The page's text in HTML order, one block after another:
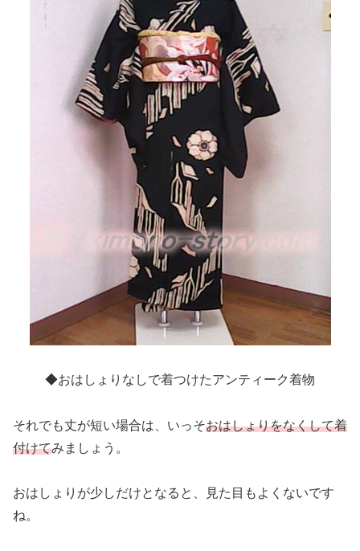
◆おはしょりなしで着つけたアンティーク着物
それでも丈が短い場合は、いっそおはしょりをなくして着
付けてみましょう。
おはしょりが少しだけとなると、見た目もよくないです
ね。